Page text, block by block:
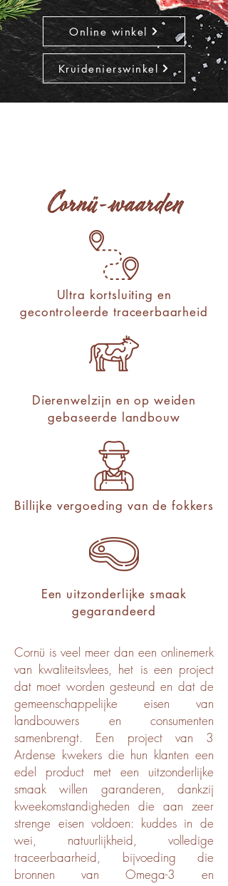
Online winkel
Kruidenierswinkel
Cornü-waarden
Ultra kortsluiting en
gecontroleerde traceerbaarheid
Dierenwelzijn en op weiden
gebaseerde landbouw
Billijke vergoeding van de fokkers
Een uitzonderlijke smaak
gegarandeerd
Cornü is veel meer dan een onlinemerk
van kwaliteitsvlees, het is een project
dat moet worden gesteund en dat de
gemeenschappelijke eisen van
landbouwers en consumenten
samenbrengt. Een project van 3
Ardense kwekers die hun klanten een
edel product met een uitzonderlijke
smaak willen garanderen, dankzij
kweekomstandigheden die aan zeer
strenge eisen voldoen: kuddes in de
wei, natuurlijkheid, volledige
traceerbaarheid, bijvoeding die
bronnen van Omega-3 en